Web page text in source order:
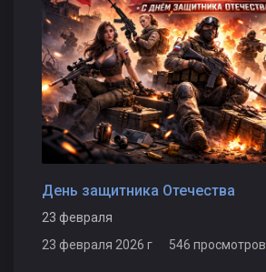
День защитника Отечества
23 февраля
23 февраля 2026 г 546 просмотров